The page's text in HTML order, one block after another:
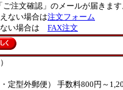
注文確認」のメールが届きま
ない場合は注文フォーム
い場合は FAX注文
型外郵便） 手数料800円～